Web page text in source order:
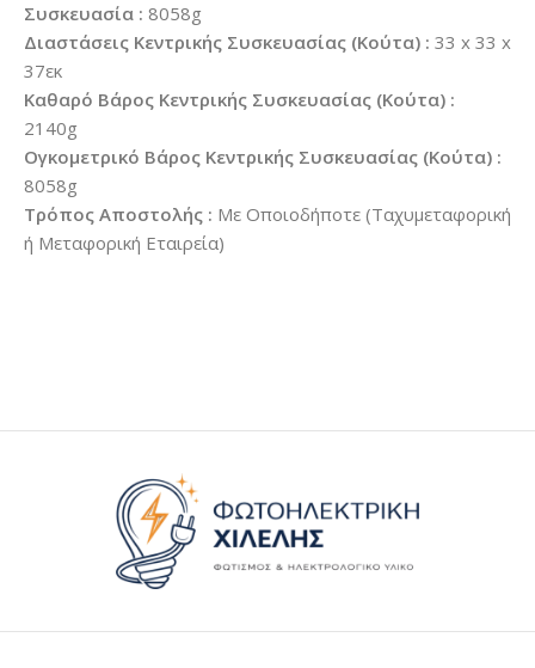
Συσκευασία : 8058g
Διαστάσεις Κεντρικής Συσκευασίας (Κούτα) : 33 x 33 x
37εκ
Καθαρό Βάρος Κεντρικής Συσκευασίας (Κούτα) :
2140g
Ογκομετρικό Βάρος Κεντρικής Συσκευασίας (Κούτα) :
8058g
Τρόπος Αποστολής : Με Οποιοδήποτε (Ταχυμεταφορική
ή Μεταφορική Εταιρεία)